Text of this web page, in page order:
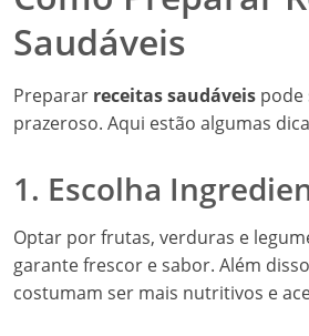
Saudáveis
Preparar receitas saudáveis pode
prazeroso. Aqui estão algumas
1. Escolha
Optar por frutas, verduras e
garante frescor e sabor. Além
costumam ser mais nutritivos e